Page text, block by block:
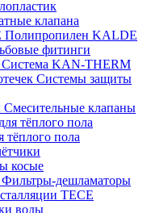
клапана
Полипропилен KALDE
фитинги
Система KAN-THERM
Системы защиты
Смесительные клапаны
тёплого пола
косые
Фильтры-дешламаторы
TECE
воды